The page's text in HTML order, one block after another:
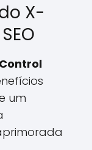
X-
um